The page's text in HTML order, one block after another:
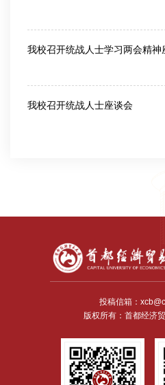
我校召开统战人士学习两会精神
我校召开统战人士座谈会
投稿信箱：
版权所有：首都经济